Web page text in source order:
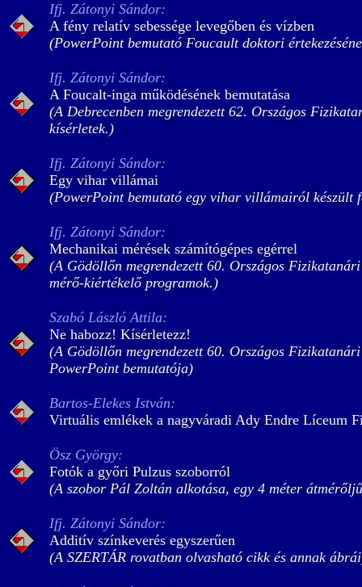
Ifj. Zátonyi Sándor:
A fény relatív sebessége levegőben és vízben
(PowerPoint bemutató Foucault doktori
Ifj. Zátonyi Sándor:
A Foucalt-inga működésének bemutatása
(A Debrecenben megrendezett 62. Országos
kísérletek.)
Ifj. Zátonyi Sándor:
Egy vihar villámai
(PowerPoint bemutató egy vihar villámairól készült
Ifj. Zátonyi Sándor:
Mechanikai mérések számítógépes egérrel
(A Gödöllőn megrendezett 60. Országos
mérő-kiértékelő programok.)
Szabó László Attila:
Ne habozz! Kísérletezz!
(A Gödöllőn megrendezett 60. Országos
PowerPoint bemutatója)
Bartos-Elekes István:
Virtuális emlékek a nagyváradi Ady Endre Líceum
Ösz György:
Fotók a győri Pulzus szoborról
(A szobor Pál Zoltán alkotása, egy 4 méter
Ifj. Zátonyi Sándor:
Additív színkeverés egyszerűen
(A SZERTÁR rovatban olvasható cikk és annak